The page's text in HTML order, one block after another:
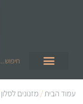
עמוד הבית/ מזנונים לסלון